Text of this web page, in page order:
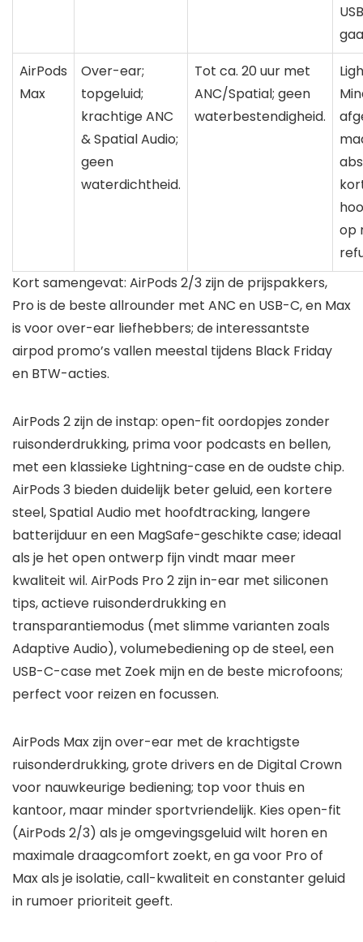
AirPods
Max
Over-ear;
topgeluid;
krachtige ANC
& Spatial Audio;
geen
waterdichtheid.
Tot ca. 20 uur met
ANC/Spatial; geen
waterbestendigheid.
op
Kort samengevat: AirPods 2/3 zijn de prijspakkers,
Pro is de beste allrounder met ANC en USB-C, en Max
is voor over-ear liefhebbers; de interessantste
airpod promo’s vallen meestal tijdens Black Friday
en BTW-acties.
AirPods 2 zijn de instap: open-fit oordopjes zonder
ruisonderdrukking, prima voor podcasts en bellen,
met een klassieke Lightning-case en de oudste chip.
AirPods 3 bieden duidelijk beter geluid, een kortere
steel, Spatial Audio met hoofdtracking, langere
batterijduur en een MagSafe-geschikte case; ideaal
als je het open ontwerp fijn vindt maar meer
kwaliteit wil. AirPods Pro 2 zijn in-ear met siliconen
tips, actieve ruisonderdrukking en
transparantiemodus (met slimme varianten zoals
Adaptive Audio), volumebediening op de steel, een
USB-C-case met Zoek mijn en de beste microfoons;
perfect voor reizen en focussen.
AirPods Max zijn over-ear met de krachtigste
ruisonderdrukking, grote drivers en de Digital Crown
voor nauwkeurige bediening; top voor thuis en
kantoor, maar minder sportvriendelijk. Kies open-fit
(AirPods 2/3) als je omgevingsgeluid wilt horen en
maximale draagcomfort zoekt, en ga voor Pro of
Max als je isolatie, call-kwaliteit en constanter geluid
in rumoer prioriteit geeft.